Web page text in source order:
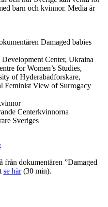
barn och kvinnor. Media är
Damaged babies
Center, Ukraina
for Women’s Studies,
of Hyderabadforskare,
Feminist View of Surrogacy
Centerkvinnorna
Sveriges
från dokumentären ”Damaged
se här(30 min).